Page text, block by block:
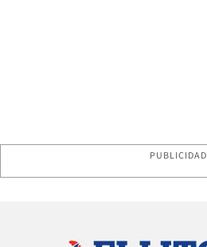
PUBLICIDAD